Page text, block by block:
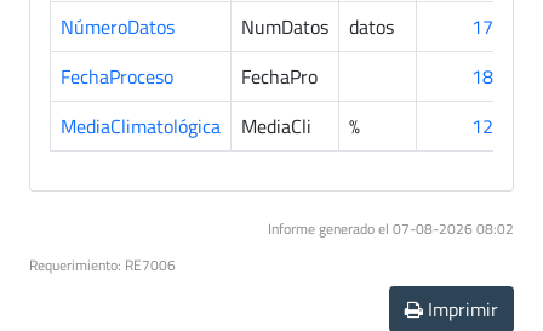
NúmeroDatos
NumDatos datos
176
FechaProceso
FechaPro
187
MediaClimatológica
MediaCli % 127
Informe generado el 07-08-2026 08:02
Requerimiento: RE7006
Imprimir